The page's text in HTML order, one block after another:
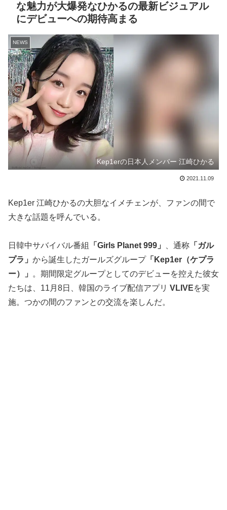
な魅力が大爆発なひかるの最新ビジュアル
にデビューへの期待高まる
NEWS
Kep1erの日本人メンバー 江崎ひかる
2021.11.09
Kep1er 江崎ひかるの大胆なイメチェンが、ファンの間で
大きな話題を呼んでいる。
日韓中サバイバル番組 「Girls Planet 999」 、通称 「ガル
プラ」 から誕生したガールズグループ「Kep1er（ケプラ
ー）」
。期間限定グループとしてのデビューを控えた彼女
たちは、11月8日、韓国のライブ配信アプリ VLIVEを実
施。つかの間のファンとの交流を楽しんだ。